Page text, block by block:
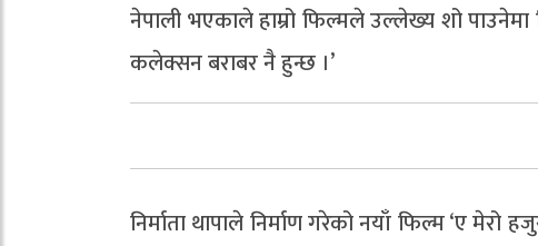
नेपाली भएकाले हाम्रो फिल्मले उल्लेख्य शो पाउनेमा
कलेक्सन बराबर नै हुन्छ ।’
निर्माता थापाले निर्माण गरेको नयाँ फिल्म ‘ए